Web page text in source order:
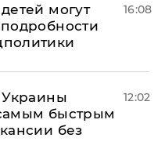
могут
16:08
Украины
быстрым
без
12:02